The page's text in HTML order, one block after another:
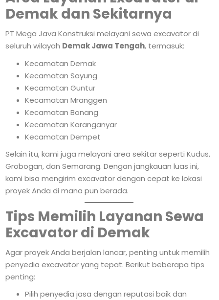
Demak dan Sekitarnya
PT Mega Java Konstruksi melayani sewa excavator di
seluruh wilayah Demak Jawa Tengah, termasuk:
Kecamatan Demak
Kecamatan Sayung
Kecamatan Guntur
Kecamatan Mranggen
Kecamatan Bonang
Kecamatan Karanganyar
Kecamatan Dempet
Selain itu, kami juga melayani area sekitar seperti Kudus,
Grobogan, dan Semarang. Dengan jangkauan luas ini,
kami bisa mengirim excavator dengan cepat ke lokasi
proyek Anda di mana pun berada.
Tips Memilih Layanan Sewa
Excavator di Demak
Agar proyek Anda berjalan lancar, penting untuk memilih
penyedia excavator yang tepat. Berikut beberapa tips
penting:
Pilih penyedia jasa dengan reputasi baik dan